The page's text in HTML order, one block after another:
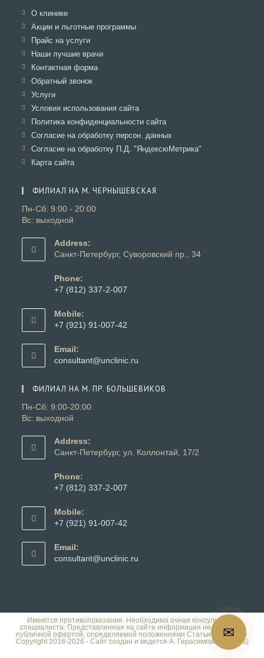
О клиникеОткроется
в
вкладке
Акции и льготные программыОткроется
Прайс на услугиОткроется
в
вкладке
Наши лучшие врачиОткроется
Контактная формаОткроется
Обратный звонокОткроется
вкладке
УслугиОткроется
в
вкладке
Условия использования сайтаОткроется
в
вкладке
Политика конфиденциальности сайтаОткроется
в
вкладке
Согласие на обработку персон. данных
в
новой
Согласие на обработку П.Д. "ЯндексюМетрика"
Карта сайтаОткроется
вкладке
ФИЛИАЛ НА М. ЧЕРНЫШЕВСКАЯ
Пн-Сб: 9:00 - 20:00
Вс: выходной
Address:
Санкт-Петербург, Суворовский пр., 34
Phone:
+7 (812) 337-2-007
в
вашем
приложении
Mobile:
+7 (921) 91-007-42
в
вашем
Email:
consultant@unclinic.ru
приложении
ФИЛИАЛ НА М. ПР. БОЛЬШЕВИКОВ
Пн-Сб: 9:00-20:00
Вс: выходной
Address:
Санкт-Петербург, ул. Коллонтай, 17/2
Phone:
+7 (812) 337-2-007
в
вашем
приложении
Mobile:
+7 (921) 91-007-42
в
вашем
Email:
consultant@unclinic.ru
✉
Имеются противопоказания. Необходима очная консультация
специалиста. Представленная на сайте информация не является
публичной офертой, определяемой положениями Статьи 437 ГК РФ.
Copyright 2018-2026 - Сайт создан и ведется А. Герасимовой (Dalles)